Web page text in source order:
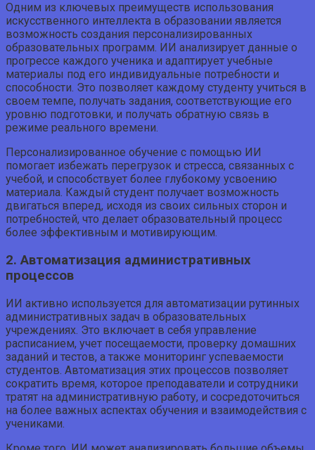
Одним из ключевых преимуществ использования
искусственного интеллекта в образовании является
возможность создания персонализированных
образовательных программ. ИИ анализирует данные о
прогрессе каждого ученика и адаптирует учебные
материалы под его индивидуальные потребности и
способности. Это позволяет каждому студенту учиться в
своем темпе, получать задания, соответствующие его
уровню подготовки, и получать обратную связь в
режиме реального времени.
Персонализированное обучение с помощью ИИ
помогает избежать перегрузок и стресса, связанных с
учебой, и способствует более глубокому усвоению
материала. Каждый студент получает возможность
двигаться вперед, исходя из своих сильных сторон и
потребностей, что делает образовательный процесс
более эффективным и мотивирующим.
2. Автоматизация административных
процессов
ИИ активно используется для автоматизации рутинных
административных задач в образовательных
учреждениях. Это включает в себя управление
расписанием, учет посещаемости, проверку домашних
заданий и тестов, а также мониторинг успеваемости
студентов. Автоматизация этих процессов позволяет
сократить время, которое преподаватели и сотрудники
тратят на административную работу, и сосредоточиться
на более важных аспектах обучения и взаимодействия с
учениками.